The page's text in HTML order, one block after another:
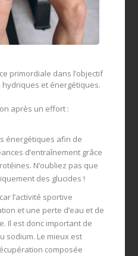
primordiale dans l’objectif
et énergétiques.
après un effort :
énergétiques afin de
d’entraînement grâce
N’oubliez pas que
des glucides !
l’activité sportive
et une perte d’eau et de
Il est donc important de
sodium. Le mieux est
composée